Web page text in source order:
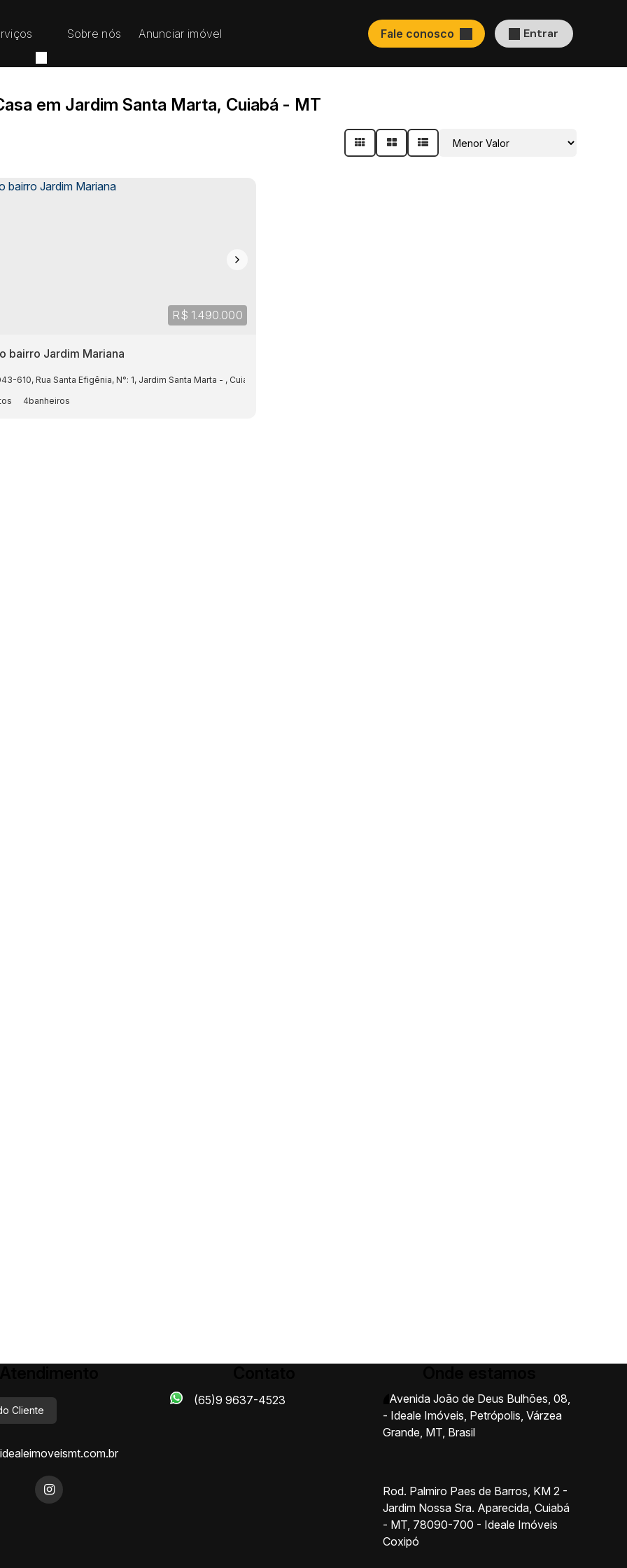
Entrar
Fale conosco
Anunciar imóvel
Sobre nós
em Jardim Santa Marta, Cuiabá - MT
R$ 1.490.000
bairro Jardim Mariana
610, Rua Santa Efigênia, N°: 1, Jardim Santa Marta , Cuiabá
4
Cliente
(65)9 9637-4523 Avenida João de Deus Bulhões, 08,
- Ideale Imóveis, Petrópolis, Várzea
Grande, MT, Brasil
Rod. Palmiro Paes de Barros, KM 2 -
Jardim Nossa Sra. Aparecida, Cuiabá
- MT, 78090-700 - Ideale Imóveis
Coxipó